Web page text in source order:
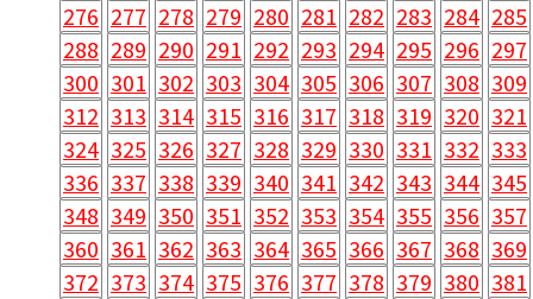
276 277 278 279 280 281 282 283 284 285
288 289 290 291 292 293 294 295 296 297
300 301 302 303 304 305 306 307 308 309
312 313 314 315 316 317 318 319 320 321
324 325 326 327 328 329 330 331 332 333
336 337 338 339 340 341 342 343 344 345
348 349 350 351 352 353 354 355 356 357
360 361 362 363 364 365 366 367 368 369
372 373 374 375 376 377 378 379 380 381